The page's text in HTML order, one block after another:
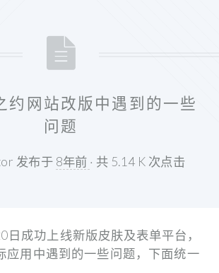
约网站改版中遇到的一些
问题
发布于 8年前 · 共 5.14 K 次点击
日成功上线新版皮肤及表单平台，
应用中遇到的一些问题，下面统一